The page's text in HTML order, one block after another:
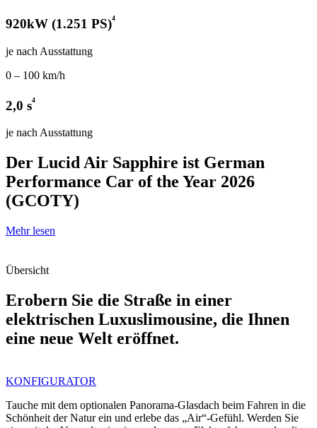
920kW (1.251 PS)⁴
je nach Ausstattung
0 – 100 km/h
2,0 s⁴
je nach Ausstattung
Der Lucid Air Sapphire ist German
Performance Car of the Year 2026
(GCOTY)
Mehr lesen
Übersicht
Erobern Sie die Straße in einer
elektrischen Luxuslimousine, die Ihnen
eine neue Welt eröffnet.
KONFIGURATOR
Tauche mit dem optionalen Panorama-Glasdach beim Fahren in die
Schönheit der Natur ein und erlebe das „Air“-Gefühl. Werden Sie